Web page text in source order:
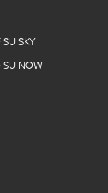
SKY
SU NOW